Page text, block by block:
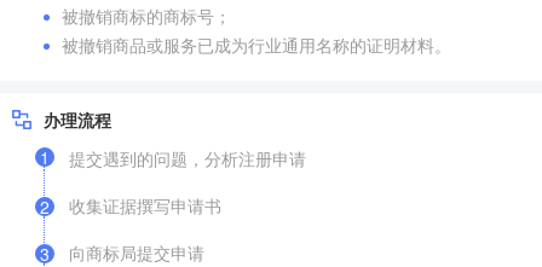
被撤销商标的商标号；
被撤销商品或服务已成为行业通用名称的证明材料。
办理流程
1
提交遇到的问题，分析注册申请
2
收集证据撰写申请书
3
向商标局提交申请